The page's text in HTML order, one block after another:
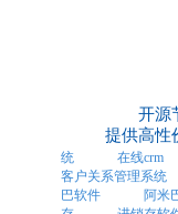
开源
提供高性
统
在线crm
客户关系管理系统
巴软件
阿米